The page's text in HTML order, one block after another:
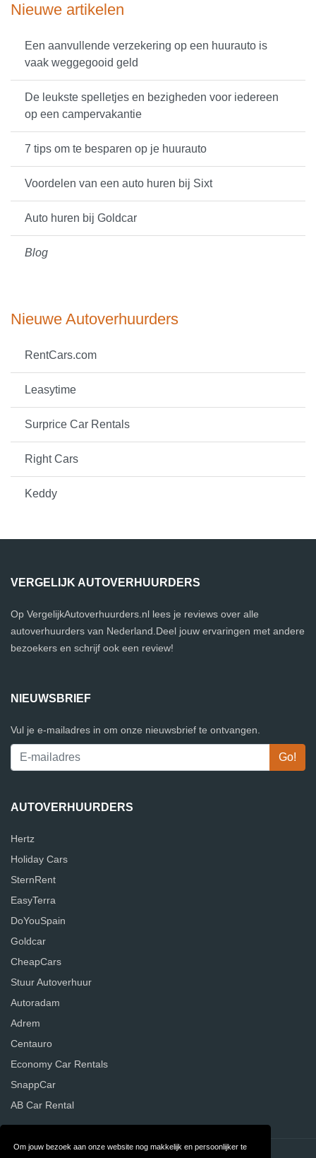
Om jouw bezoek aan onze website nog makkelijk en persoonlijker te
Nieuwe artikelen
Een aanvullende verzekering op een huurauto is
vaak weggegooid geld
De leukste spelletjes en bezigheden voor iedereen
op een campervakantie
7 tips om te besparen op je huurauto
Voordelen van een auto huren bij Sixt
Auto huren bij Goldcar
Blog
Nieuwe Autoverhuurders
RentCars.com
Leasytime
Surprice Car Rentals
Right Cars
Keddy
VERGELIJK AUTOVERHUURDERS
Op VergelijkAutoverhuurders.nl lees je reviews over alle
autoverhuurders van Nederland.Deel jouw ervaringen met andere
bezoekers en schrijf ook een review!
NIEUWSBRIEF
Vul je e-mailadres in om onze nieuwsbrief te ontvangen.
AUTOVERHUURDERS
Hertz
Holiday Cars
SternRent
EasyTerra
DoYouSpain
Goldcar
CheapCars
Stuur Autoverhuur
Autoradam
Adrem
Centauro
Economy Car Rentals
SnappCar
AB Car Rental